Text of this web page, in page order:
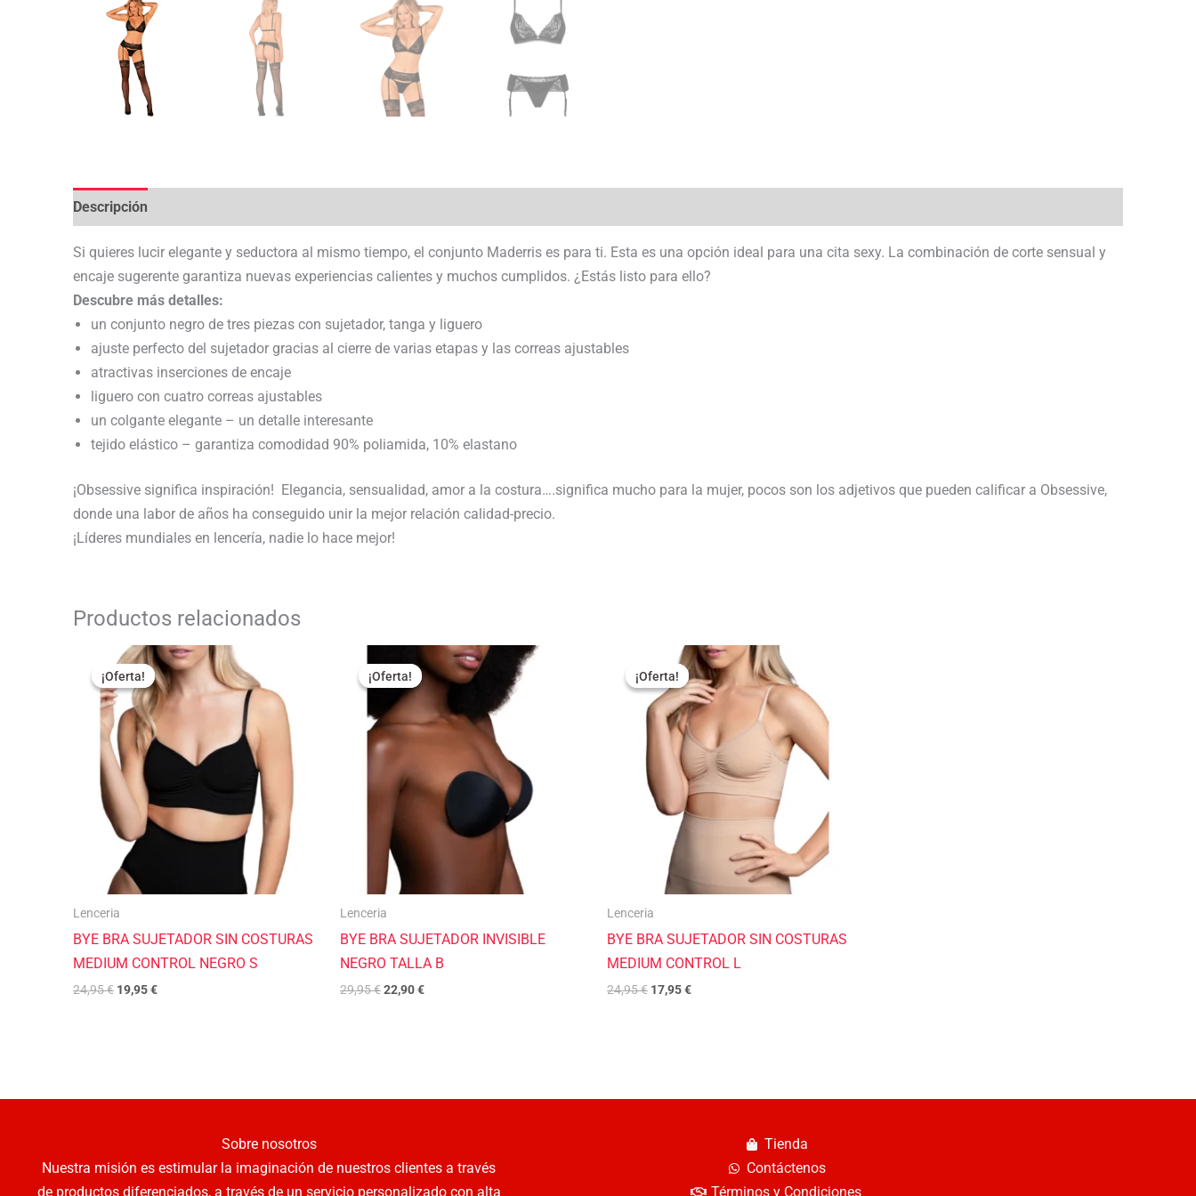
Descripción
Si quieres lucir elegante y seductora al mismo tiempo, el conjunto Maderris es para ti. Esta es una opción ideal para una cita sexy. La combinación de corte sensual y
encaje sugerente garantiza nuevas experiencias calientes y muchos cumplidos. ¿Estás listo para ello?
Descubre más detalles:
un conjunto negro de tres piezas con sujetador, tanga y liguero
ajuste perfecto del sujetador gracias al cierre de varias etapas y las correas ajustables
atractivas inserciones de encaje
liguero con cuatro correas ajustables
un colgante elegante – un detalle interesante
tejido elástico – garantiza comodidad 90% poliamida, 10% elastano
¡Obsessive significa inspiración! Elegancia, sensualidad, amor a la costura….significa mucho para la mujer, pocos son los adjetivos que pueden calificar a Obsessive,
donde una labor de años ha conseguido unir la mejor relación calidad-precio.
¡Líderes mundiales en lencería, nadie lo hace mejor!
Productos relacionados
¡Oferta!
¡Oferta!
Lenceria
BYE BRA SUJETADOR SIN COSTURAS
MEDIUM CONTROL NEGRO S
24,95€
El
precio
original
era:
24,95 €.
19,95€
El
precio
actual
es:
19,95 €.
¡Oferta!
¡Oferta!
Lenceria
BYE BRA SUJETADOR INVISIBLE
NEGRO TALLA B
29,95€
precio
original
era:
29,95 €.
22,90€
precio
actual
22,90 €.
¡Oferta!
¡Oferta!
Lenceria
BYE BRA SUJETADOR SIN COSTURAS
MEDIUM CONTROL L
24,95€
precio
original
era:
24,95 €.
17,95€
El
precio
actual
es:
17,95 €.
Sobre nosotros
Nuestra misión es estimular la imaginación de nuestros clientes a través
de productos diferenciados, a través de un servicio personalizado con alta
Tienda
Contáctenos
Términos y Condiciones